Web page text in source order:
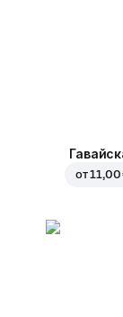
от11,00